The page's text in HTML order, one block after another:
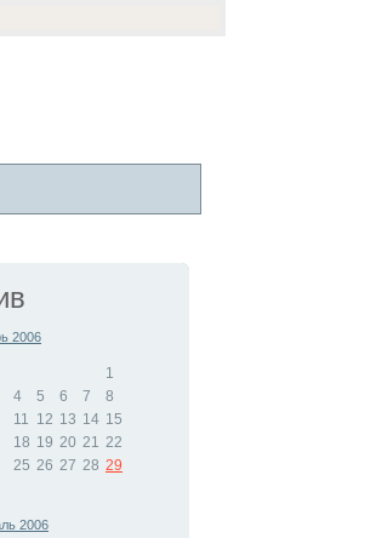
2006
1
4 5 6 7
8
11 12 13 14 15
18 19 20 21 22
25 26 27 28 29
2006